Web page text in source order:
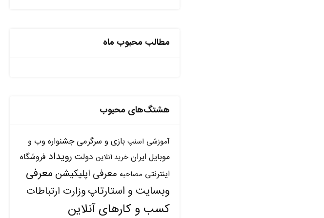
مطالب محبوب ماه
هشتگ‌های محبوب
آموزشی اسنپ بازی و سرگرمی جشنواره وب و
موبایل ایران خرید آنلاین دولت رویداد فروشگاه
اینترنتی مصاحبه معرفی اپلیکیشن معرفی
وبسایت و استارتاپوزارت ارتباطات
کسب و کارهای آنلاین